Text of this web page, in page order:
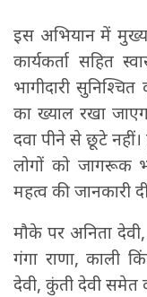
इस अभियान में
कार्यकर्ता सहित
भागीदारी
का ख्याल रखा
दवा पीने से छूटे नहीं।
लोगों को जागरूक
महत्व की जानकारी
मौके पर अनिता
गंगा राणा, काली
देवी, कुंती देवी समेत